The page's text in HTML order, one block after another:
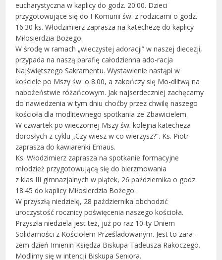
eucharystyczna w kaplicy do godz. 20.00. Dzieci
przygotowujące się do I Komunii św. z rodzicami o godz.
16.30 ks. Włodzimierz zaprasza na katechezę do kaplicy
Miłosierdzia Bożego.
W środę w ramach „wieczystej adoracji” w naszej diecezji,
przypada na naszą parafię całodzienna ado-racja
Najświętszego Sakramentu. Wystawienie nastąpi w
kościele po Mszy św. o 8.00, a zakończy się Mo-dlitwą na
nabożeństwie różańcowym. Jak najserdeczniej zachęcamy
do nawiedzenia w tym dniu choćby przez chwilę naszego
kościoła dla modlitewnego spotkania ze Zbawicielem.
W czwartek po wieczornej Mszy św. kolejna katecheza
dorosłych z cyklu „Czy wiesz w co wierzysz?”. Ks. Piotr
zaprasza do kawiarenki Emaus.
Ks. Włodzimierz zaprasza na spotkanie formacyjne
młodzież przygotowującą się do bierzmowania
z klas III gimnazjalnych w piątek, 26 października o godz.
18.45 do kaplicy Miłosierdzia Bożego.
W przyszłą niedzielę, 28 października obchodzić
uroczystość rocznicy poświęcenia naszego kościoła.
Przyszła niedziela jest też, już po raz 10-ty Dniem
Solidarności z Kościołem Prześladowanym. Jest to zara-
zem dzień Imienin Księdza Biskupa Tadeusza Rakoczego.
Modlimy się w intencji Biskupa Seniora.